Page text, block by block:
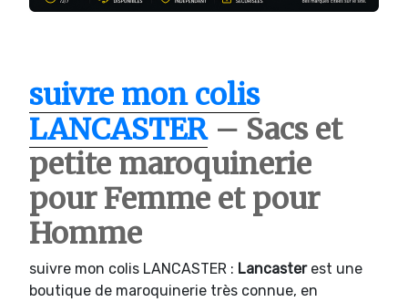
suivre mon colis
LANCASTER– Sacs et
petite maroquinerie
pour Femme et pour
Homme
suivre mon colis LANCASTER : Lancasterest une
boutique de maroquinerie très connue, en